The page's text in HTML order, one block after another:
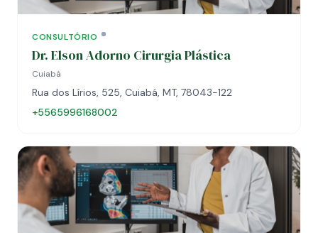
CONSULTÓRIO
Dr. Elson Adorno Cirurgia Plástica
Cuiabá
Rua dos Lírios, 525, Cuiabá, MT, 78043-122
+5565996168002